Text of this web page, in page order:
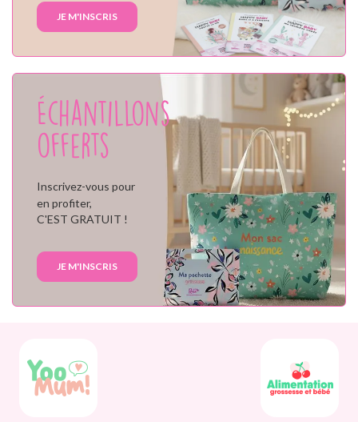
JE M'INSCRIS
Échantillons
offerts
Inscrivez-vous pour
en profiter,
C'EST GRATUIT !
JE M'INSCRIS